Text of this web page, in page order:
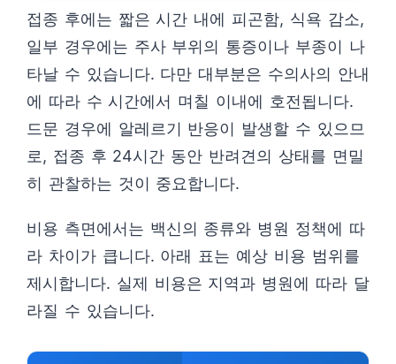
접종 후에는 짧은 시간 내에 피곤함, 식욕 감소,
일부 경우에는 주사 부위의 통증이나 부종이 나
타날 수 있습니다. 다만 대부분은 수의사의 안내
에 따라 수 시간에서 며칠 이내에 호전됩니다.
드문 경우에 알레르기 반응이 발생할 수 있으므
로, 접종 후 24시간 동안 반려견의 상태를 면밀
히 관찰하는 것이 중요합니다.
비용 측면에서는 백신의 종류와 병원 정책에 따
라 차이가 큽니다. 아래 표는 예상 비용 범위를
제시합니다. 실제 비용은 지역과 병원에 따라 달
라질 수 있습니다.